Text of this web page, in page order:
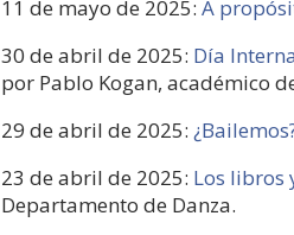
11 de mayo de 2025:A
30 de abril de 2025: Día
por Pablo Kogan, académico
29 de abril de 2025:
23 de abril de 2025: Los libros
Departamento de Danza.